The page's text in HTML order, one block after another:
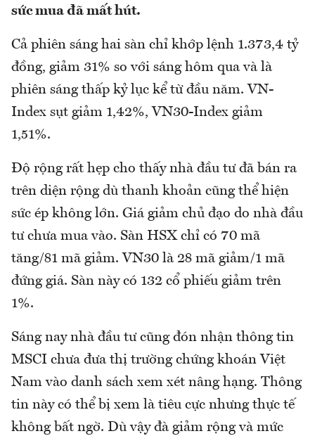
sức mua đã mất hút.
Cả phiên sáng hai sàn chỉ khớp lệnh 1.373,4 tỷ
đồng, giảm 31% so với sáng hôm qua và là
phiên sáng thấp kỷ lục kể từ đầu năm. VN-
Index sụt giảm 1,42%, VN30-Index giảm
1,51%.
Độ rộng rất hẹp cho thấy nhà đầu tư đã bán ra
trên diện rộng dù thanh khoản cũng thể hiện
sức ép không lớn. Giá giảm chủ đạo do nhà đầu
tư chưa mua vào. Sàn HSX chỉ có 70 mã
tăng/81 mã giảm. VN30 là 28 mã giảm/1 mã
đứng giá. Sàn này có 132 cổ phiếu giảm trên
1%.
Sáng nay nhà đầu tư cũng đón nhận thông tin
MSCI chưa đưa thị trường chứng khoán Việt
Nam vào danh sách xem xét nâng hạng. Thông
tin này có thể bị xem là tiêu cực nhưng thực tế
không bất ngờ. Dù vậy đà giảm rộng và mức